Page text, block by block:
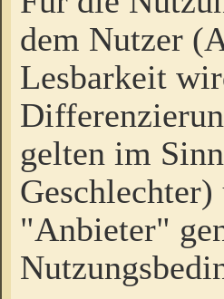
dem Nutzer
Lesbarkeit
gelten im
"Anbieter"